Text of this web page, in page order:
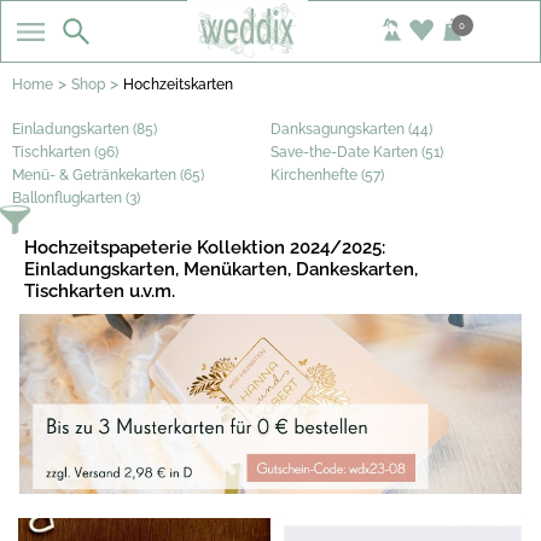
0
Home > Shop > Hochzeitskarten
Einladungskarten (85)
Danksagungskarten (44)
Tischkarten (96)
Save-the-Date Karten (51)
Menü- & Getränkekarten (65)
Kirchenhefte (57)
Ballonflugkarten (3)
Hochzeitspapeterie Kollektion 2024/2025:
Einladungskarten, Menükarten, Dankeskarten,
Tischkarten u.v.m.